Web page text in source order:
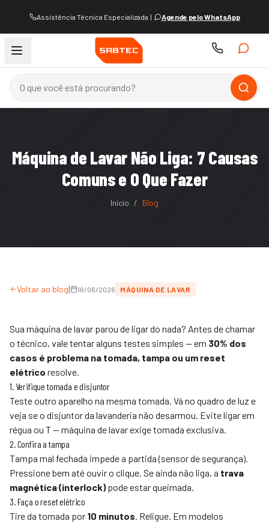
Assistência Técnica Especializada | Agende pelo WhatsApp
Máquina de Lavar Não Liga: 7 Causas
Comuns e O Que Fazer
Início / Blog
Voltar ao blog| 16/06/2026 MÁQUINA DE LAVAR
Sua máquina de lavar parou de ligar do nada? Antes de chamar
o técnico, vale tentar alguns testes simples — em 30% dos
casos é problema na tomada, tampa ou um reset
elétrico resolve.
1. Verifique tomada e disjuntor
Teste outro aparelho na mesma tomada. Vá no quadro de luz e
veja se o disjuntor da lavanderia não desarmou. Evite ligar em
régua ou T — máquina de lavar exige tomada exclusiva.
2. Confira a tampa
Tampa mal fechada impede a partida (sensor de segurança).
Pressione bem até ouvir o clique. Se ainda não liga, a trava
magnética (interlock)pode estar queimada.
3. Faça o reset elétrico
Tire da tomada por 10 minutos. Religue. Em modelos